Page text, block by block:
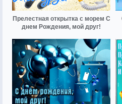
Прелестная открытка с морем С
днем Рождения, мой друг!